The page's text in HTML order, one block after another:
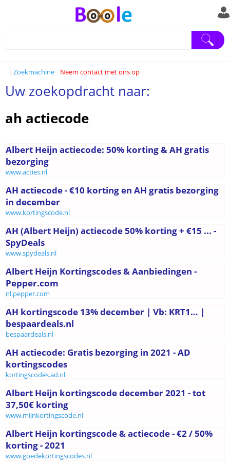
Zoekmachine Neem contact met ons op
Uw zoekopdracht naar:
ah actiecode
Albert Heijn actiecode: 50% korting & AH gratis
bezorging
www.acties.nl
AH actiecode - €10 korting en AH gratis bezorging
in december
www.kortingscode.nl
AH (Albert Heijn) actiecode 50% korting + €15 ... -
SpyDeals
www.spydeals.nl
Albert Heijn Kortingscodes & Aanbiedingen -
Pepper.com
nl.pepper.com
AH kortingscode 13% december | Vb: KRT1… |
bespaardeals.nl
bespaardeals.nl
AH actiecode: Gratis bezorging in 2021 - AD
kortingscodes
kortingscodes.ad.nl
Albert Heijn kortingscode december 2021 - tot
37,50€ korting
www.mijnkortingscode.nl
Albert Heijn kortingscode & actiecode - €2 / 50%
korting - 2021
www.goedekortingscodes.nl